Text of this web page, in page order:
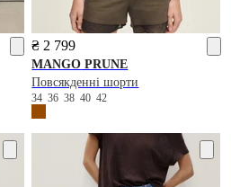
₴ 2 799
MANGO PRUNE
Повсякденні шорти
3436384042